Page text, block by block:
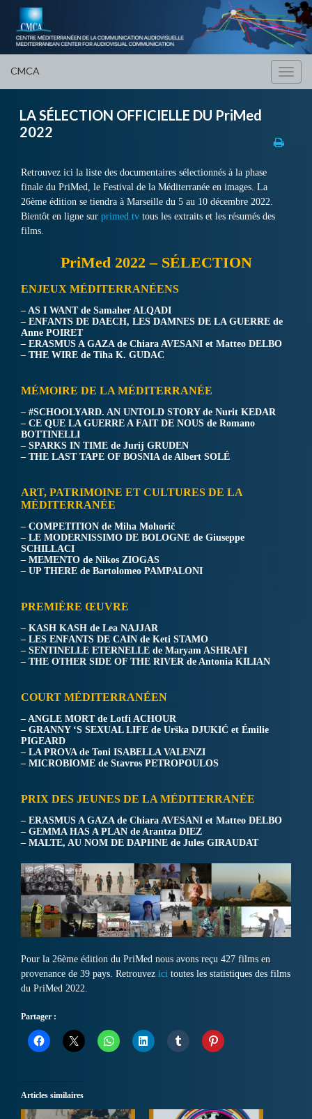
CMCA
LA SÉLECTION OFFICIELLE DU PriMed
2022
Retrouvez ici la liste des documentaires sélectionnés à la phase
finale du PriMed, le Festival de la Méditerranée en images. La
26ème édition se tiendra à Marseille du 5 au 10 décembre 2022.
Bientôt en ligne sur primed.tv tous les extraits et les résumés des
films.
PriMed 2022 – SÉLECTION
ENJEUX MÉDITERRANÉENS
– AS I WANTde Samaher ALQADI
– ENFANTS DE DAECH, LES DAMNES DE LA GUERRE de
Anne POIRET
– ERASMUS A GAZA de Chiara AVESANI et Matteo DELBO
– THE WIRE de Tiha K. GUDAC
MÉMOIRE DE LA MÉDITERRANÉE
– #SCHOOLYARD. AN UNTOLD STORYde Nurit KEDAR
– CE QUE LA GUERRE A FAIT DE NOUS de Romano
BOTTINELLI
– SPARKS IN TIME de Jurij GRUDEN
– THE LAST TAPE OF BOSNIAde Albert SOLÉ
ART, PATRIMOINE ET CULTURES DE LA
MÉDITERRANÉE
– COMPETITION de Miha Mohorič
– LE MODERNISSIMO DE BOLOGNE de Giuseppe
SCHILLACI
– MEMENTO de Nikos ZIOGAS
– UP THERE de Bartolomeo PAMPALONI
PREMIÈRE ŒUVRE
– KASH KASH de Lea NAJJAR
– LES ENFANTS DE CAIN de Keti STAMO
– SENTINELLE ETERNELLE de Maryam ASHRAFI
– THE OTHER SIDE OF THE RIVERde Antonia KILIAN
COURT MÉDITERRANÉEN
– ANGLE MORT de Lotfi ACHOUR
– GRANNY ‘S SEXUAL LIFE de Urška DJUKIĆ et Émilie
PIGEARD
– LA PROVA de Toni ISABELLA VALENZI
– MICROBIOME de Stavros PETROPOULOS
PRIX DES JEUNES DE LA MÉDITERRANÉE
– ERASMUS A GAZA de Chiara AVESANI et Matteo DELBO
– GEMMA HAS A PLAN de Arantza DIEZ
– MALTE, AU NOM DE DAPHNE de Jules GIRAUDAT
Pour la 26ème édition du PriMed nous avons reçu 427 films en
provenance de 39 pays. Retrouvez ici toutes les statistiques des films
du PriMed 2022.
Partager :
Articles similaires